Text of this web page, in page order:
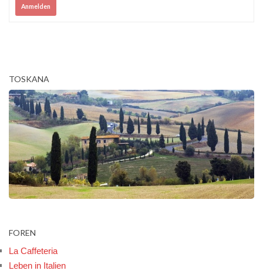
Anmelden
TOSKANA
FOREN
La Caffeteria
Leben in Italien